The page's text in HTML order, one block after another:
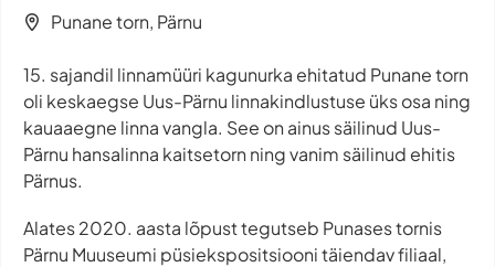
Punane torn, Pärnu
15. sajandil linnamüüri kagunurka ehitatud Punane torn
oli keskaegse Uus-Pärnu linnakindlustuse üks osa ning
kauaaegne linna vangla. See on ainus säilinud Uus-
Pärnu hansalinna kaitsetorn ning vanim säilinud ehitis
Pärnus.
Alates 2020. aasta lõpust tegutseb Punases tornis
Pärnu Muuseumi püsiekspositsiooni täiendav filiaal,